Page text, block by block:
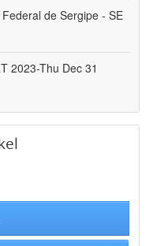
de Sergipe - SE
2023-Thu Dec 31